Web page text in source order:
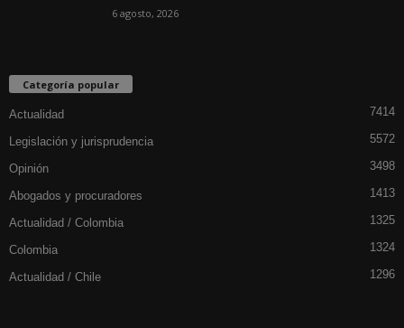
6 agosto, 2026
Categoría popular
Actualidad 7414
Legislación y jurisprudencia 5572
Opinión 3498
Abogados y procuradores 1413
Actualidad / Colombia 1325
Colombia 1324
Actualidad / Chile 1296